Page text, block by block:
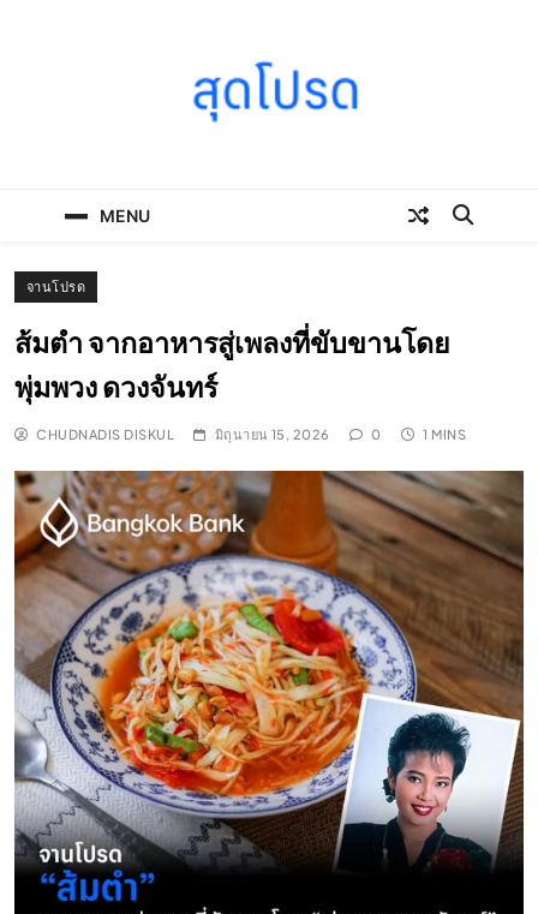
MENU
จานโปรด
ส้มตำ จากอาหารสู่เพลงที่ขับขานโดย
พุ่มพวง ดวงจันทร์
CHUDNADIS DISKUL มิถุนายน 15, 2026 0 1 MINS